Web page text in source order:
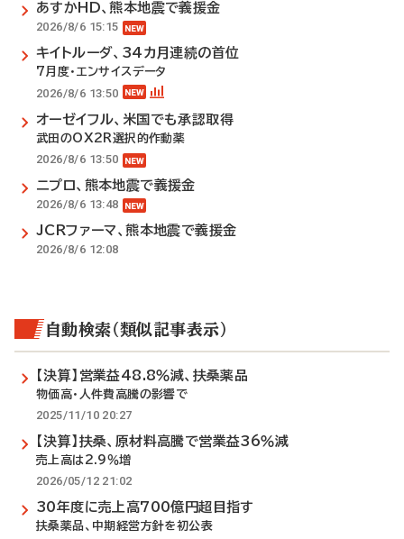
あすかHD、熊本地震で義援金
2026/8/6 15:15
キイトルーダ、34カ月連続の首位
7月度・エンサイスデータ
2026/8/6 13:50
オーゼイフル、米国でも承認取得
武田のOX2R選択的作動薬
2026/8/6 13:50
ニプロ、熊本地震で義援金
2026/8/6 13:48
JCRファーマ、熊本地震で義援金
2026/8/6 12:08
自動検索（類似記事表示）
【決算】営業益48.8％減、扶桑薬品
物価高・人件費高騰の影響で
2025/11/10 20:27
【決算】扶桑、原材料高騰で営業益36％減
売上高は2.9％増
2026/05/12 21:02
30年度に売上高700億円超目指す
扶桑薬品、中期経営方針を初公表